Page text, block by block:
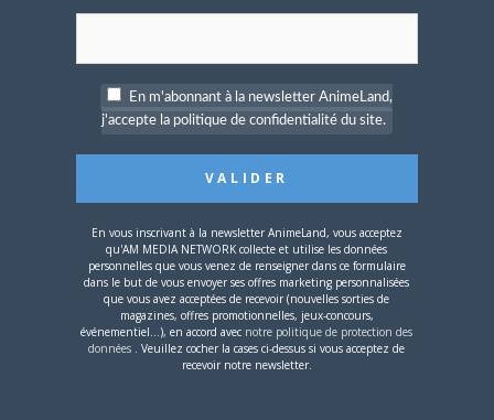
★★★★★ coffret Blu-Ray ! ).
d’animation (logique), je trouve néanmoins
la réalisation tout à fait remarquable et le
design est très joli et expressif !
J’ai juste deux petits regrets: d’une part,
aucun doublage français n’a été réalisé
pour la série, elle n’est proposée qu’en
VOSTFR, ce qui est dommage pour une
série familiale et restreindra son public, les
personnes mal voyantes et les jeunes
enfants ne pourront pas profiter de celle-
En m'abonnant à la newsletter AnimeLand,
j'accepte la politique de confidentialité du site.
En vous inscrivant à la newsletter AnimeLand, vous acceptez
qu'AM MEDIA NETWORK collecte et utilise les données
personnelles que vous venez de renseigner dans ce formulaire
dans le but de vous envoyer ses offres marketing personnalisées
que vous avez acceptées de recevoir (nouvelles sorties de
magazines, offres promotionnelles, jeux-concours,
événementiel...), en accord avec notre politique de protection des
données . Veuillez cocher la cases ci-dessus si vous acceptez de
recevoir notre newsletter.